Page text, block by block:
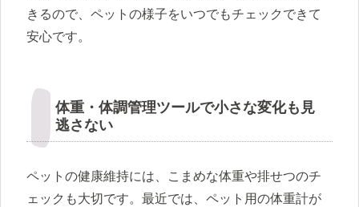
きるので、ペットの様子をいつでもチェックできて
安心です。
体重・体調管理ツールで小さな変化も見
逃さない
ペットの健康維持には、こまめな体重や排せつのチ
ェックも大切です。最近では、ペット用の体重計が